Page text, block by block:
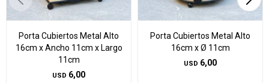
Porta Cubiertos Metal Alto
16cm x Ancho 11cm x Largo
11cm
USD 6,00
Porta Cubiertos Metal Alto
16cm x Ø 11cm
USD 6,00